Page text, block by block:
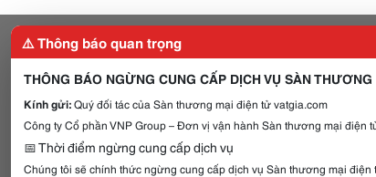
⚠️ Thông báo quan trọng
THÔNG BÁO NGỪNG CUNG CẤP DỊCH VỤ SÀN
Kính gửi:Quý đối tác của Sàn thương mại điện tử vatgia.com
Công ty Cổ phần VNP Group – Đơn vị vận hành Sàn thương mại điện
📅 Thời điểm ngừng cung cấp dịch vụ
Chúng tôi sẽ chính thức ngừng cung cấp dịch vụ Sàn thương mại điện